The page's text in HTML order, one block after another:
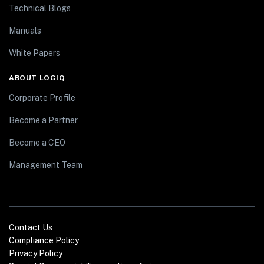
Technical Blogs
Manuals
White Papers
ABOUT LOGIQ
Corporate Profile
Become a Partner
Become a CEO
Management Team
Contact Us
Compliance Policy
Privacy Policy